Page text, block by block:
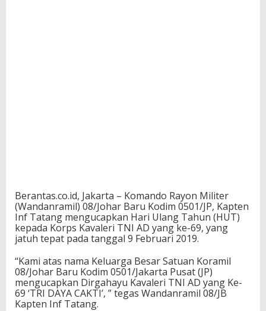
Berantas.co.id, Jakarta – Komando Rayon Militer
(Wandanramil) 08/Johar Baru Kodim 0501/JP, Kapten
Inf Tatang mengucapkan Hari Ulang Tahun (HUT)
kepada Korps Kavaleri TNI AD yang ke-69, yang
jatuh tepat pada tanggal 9 Februari 2019.
“Kami atas nama Keluarga Besar Satuan Koramil
08/Johar Baru Kodim 0501/Jakarta Pusat (JP)
mengucapkan Dirgahayu Kavaleri TNI AD yang Ke-
69 ‘TRI DAYA CAKTI’, ” tegas Wandanramil 08/JB
Kapten Inf Tatang.